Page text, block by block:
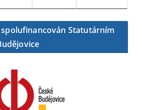
Statutárním